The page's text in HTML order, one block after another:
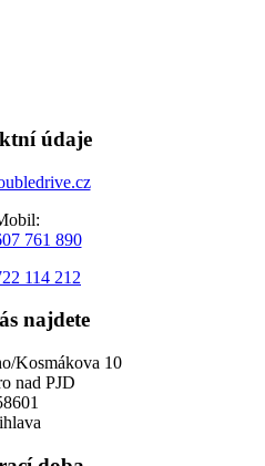
údaje
761 890
114 212
najdete
Kosmákova 10
nad PJD